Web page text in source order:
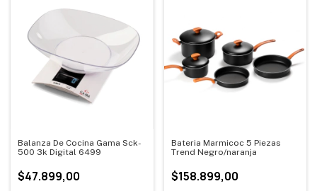
Balanza De Cocina Gama Sck-
500 3k Digital 6499
$47.899,00
Bateria Marmicoc 5 Piezas
Trend Negro/naranja
$158.899,00